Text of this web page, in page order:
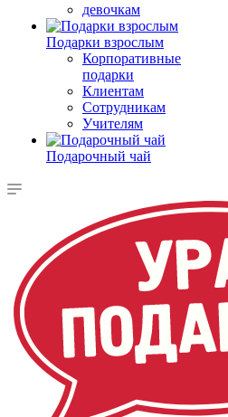
девочкам
Подарки взрослым
Корпоративные
подарки
Клиентам
Сотрудникам
Учителям
Подарочный чай